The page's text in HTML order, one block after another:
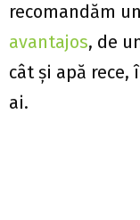
recomandăm un
avantajos, de
cât și apă rece,
ai.